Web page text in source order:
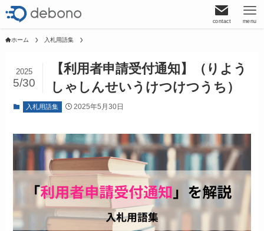
contact menu
ホーム 入札用語集
【利用者申請受付通知】（りよう
しゃしんせいうけつけつうち）
2025
5/30
入札用語集 2025年5月30日